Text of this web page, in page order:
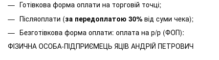
Готівкова форма оплати на торговій точці;
Післяоплати (за передоплатою 30% від суми чека);
Безготівкова форма оплати: оплата на р/р (ФОП):
ФІЗИЧНА ОСОБА-ПІДПРИЄМЕЦЬ ЯЦІВ АНДРІЙ ПЕТРОВИЧ